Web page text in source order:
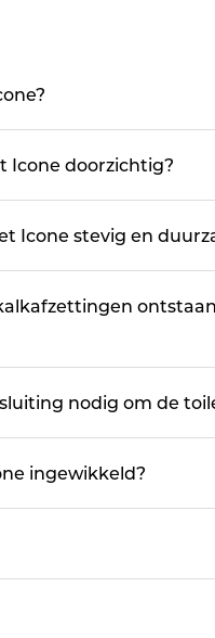
Icone doorzichtig?
Icone stevig en
nodig om de
ingewikkeld?